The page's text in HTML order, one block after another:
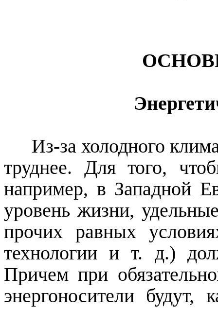
Из-за холодного
труднее. Для того,
например, в Западной
уровень жизни,
прочих равных
технологии и т. д.)
Причем при
энергоносители